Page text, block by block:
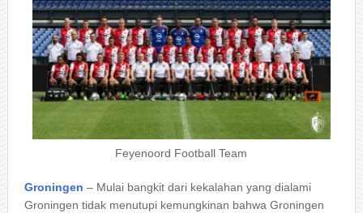
Feyenoord Football Team
Groningen – Mulai bangkit dari kekalahan yang dialami
Groningen tidak menutupi kemungkinan bahwa Groningen